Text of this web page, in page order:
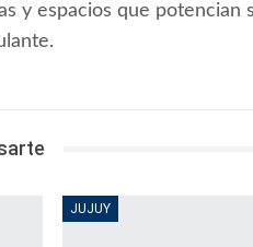
y espacios que potencian
JUJUY